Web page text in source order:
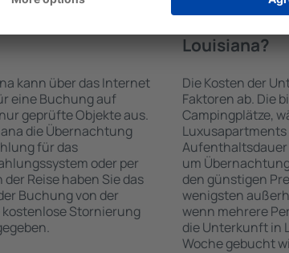
Louisiana
kann über das Internet
eine Buchung auf
geprüfte Objekte aus.
die Übernachtung
für das
oder per
Reise haben Sie das
Buchung von der
Stornierung
Wie viel
Louisiana?
Die Kosten der
Faktoren ab. Die
Campingplätze,
Luxusapartments
Aufenthaltsdauer
um
den günstigen
wenigsten
wenn mehrere
die Unterkunft in
Woche gebucht